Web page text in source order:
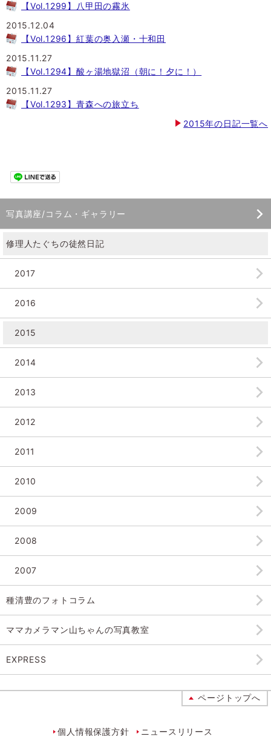
【Vol.1299】八甲田の霧氷
2015.12.04
【Vol.1296】紅葉の奥入瀬・十和田
2015.11.27
【Vol.1294】酸ヶ湯地獄沼（朝に！夕に！）
2015.11.27
【Vol.1293】青森への旅立ち
2015年の日記一覧へ
写真講座/コラム・ギャラリー
修理人たぐちの徒然日記
2017
2016
2015
2014
2013
2012
2011
2010
2009
2008
2007
種清豊のフォトコラム
ママカメラマン山ちゃんの写真教室
EXPRESS
ページトップへ
個人情報保護方針 ニュースリリース